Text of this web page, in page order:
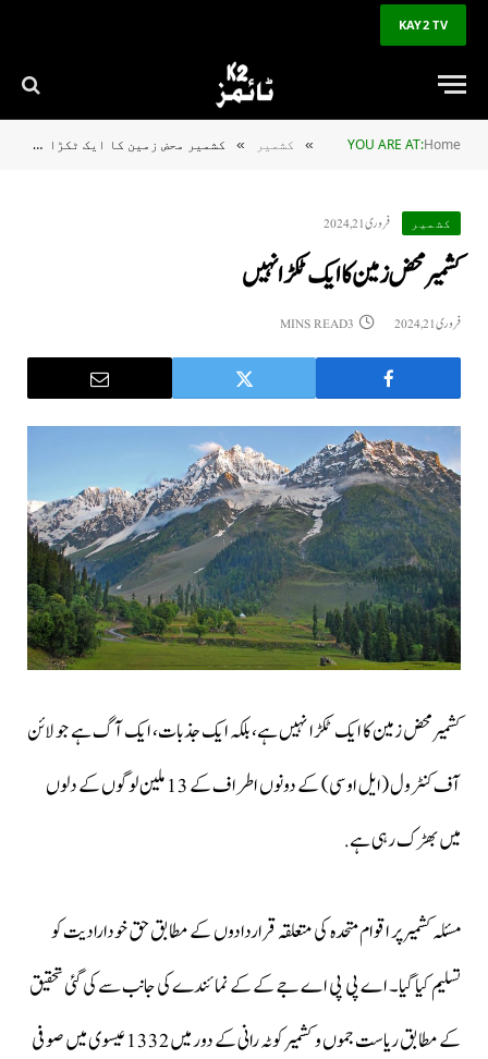
KAY2 TV
YOU ARE AT:Home
» کشمیر » کشمیر محض زمین کا ایک ٹکڑا نہیں
کشمیر فروری 21, 2024
کشمیر محض زمین کا ایک ٹکڑا نہیں
فروری 21, 2024 3 MINS READ
کشمیر محض زمین کا ایک ٹکڑا نہیں ہے، بلکہ ایک جذبات، ایک آگ ہے جو لائن
آف کنٹرول (ایل او سی) کے دونوں اطراف کے 13 ملین لوگوں کے دلوں
میں بھڑک رہی ہے.
مسئلہ کشمیر پر اقوام متحدہ کی متعلقہ قراردادوں کے مطابق حق خودارادیت کو
تسلیم کیا گیا۔ اے پی پی اے جے کے کے نمائندے کی جانب سے کی گئی تحقیق
کے مطابق ریاست جموں و کشمیر کوٹہ رانی کے دور میں 1332 عیسوی میں صوفی